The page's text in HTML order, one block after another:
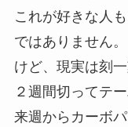
これが好きな人
ではありません。
けど、現実は刻
２週間切ってテ
来週からカーボ